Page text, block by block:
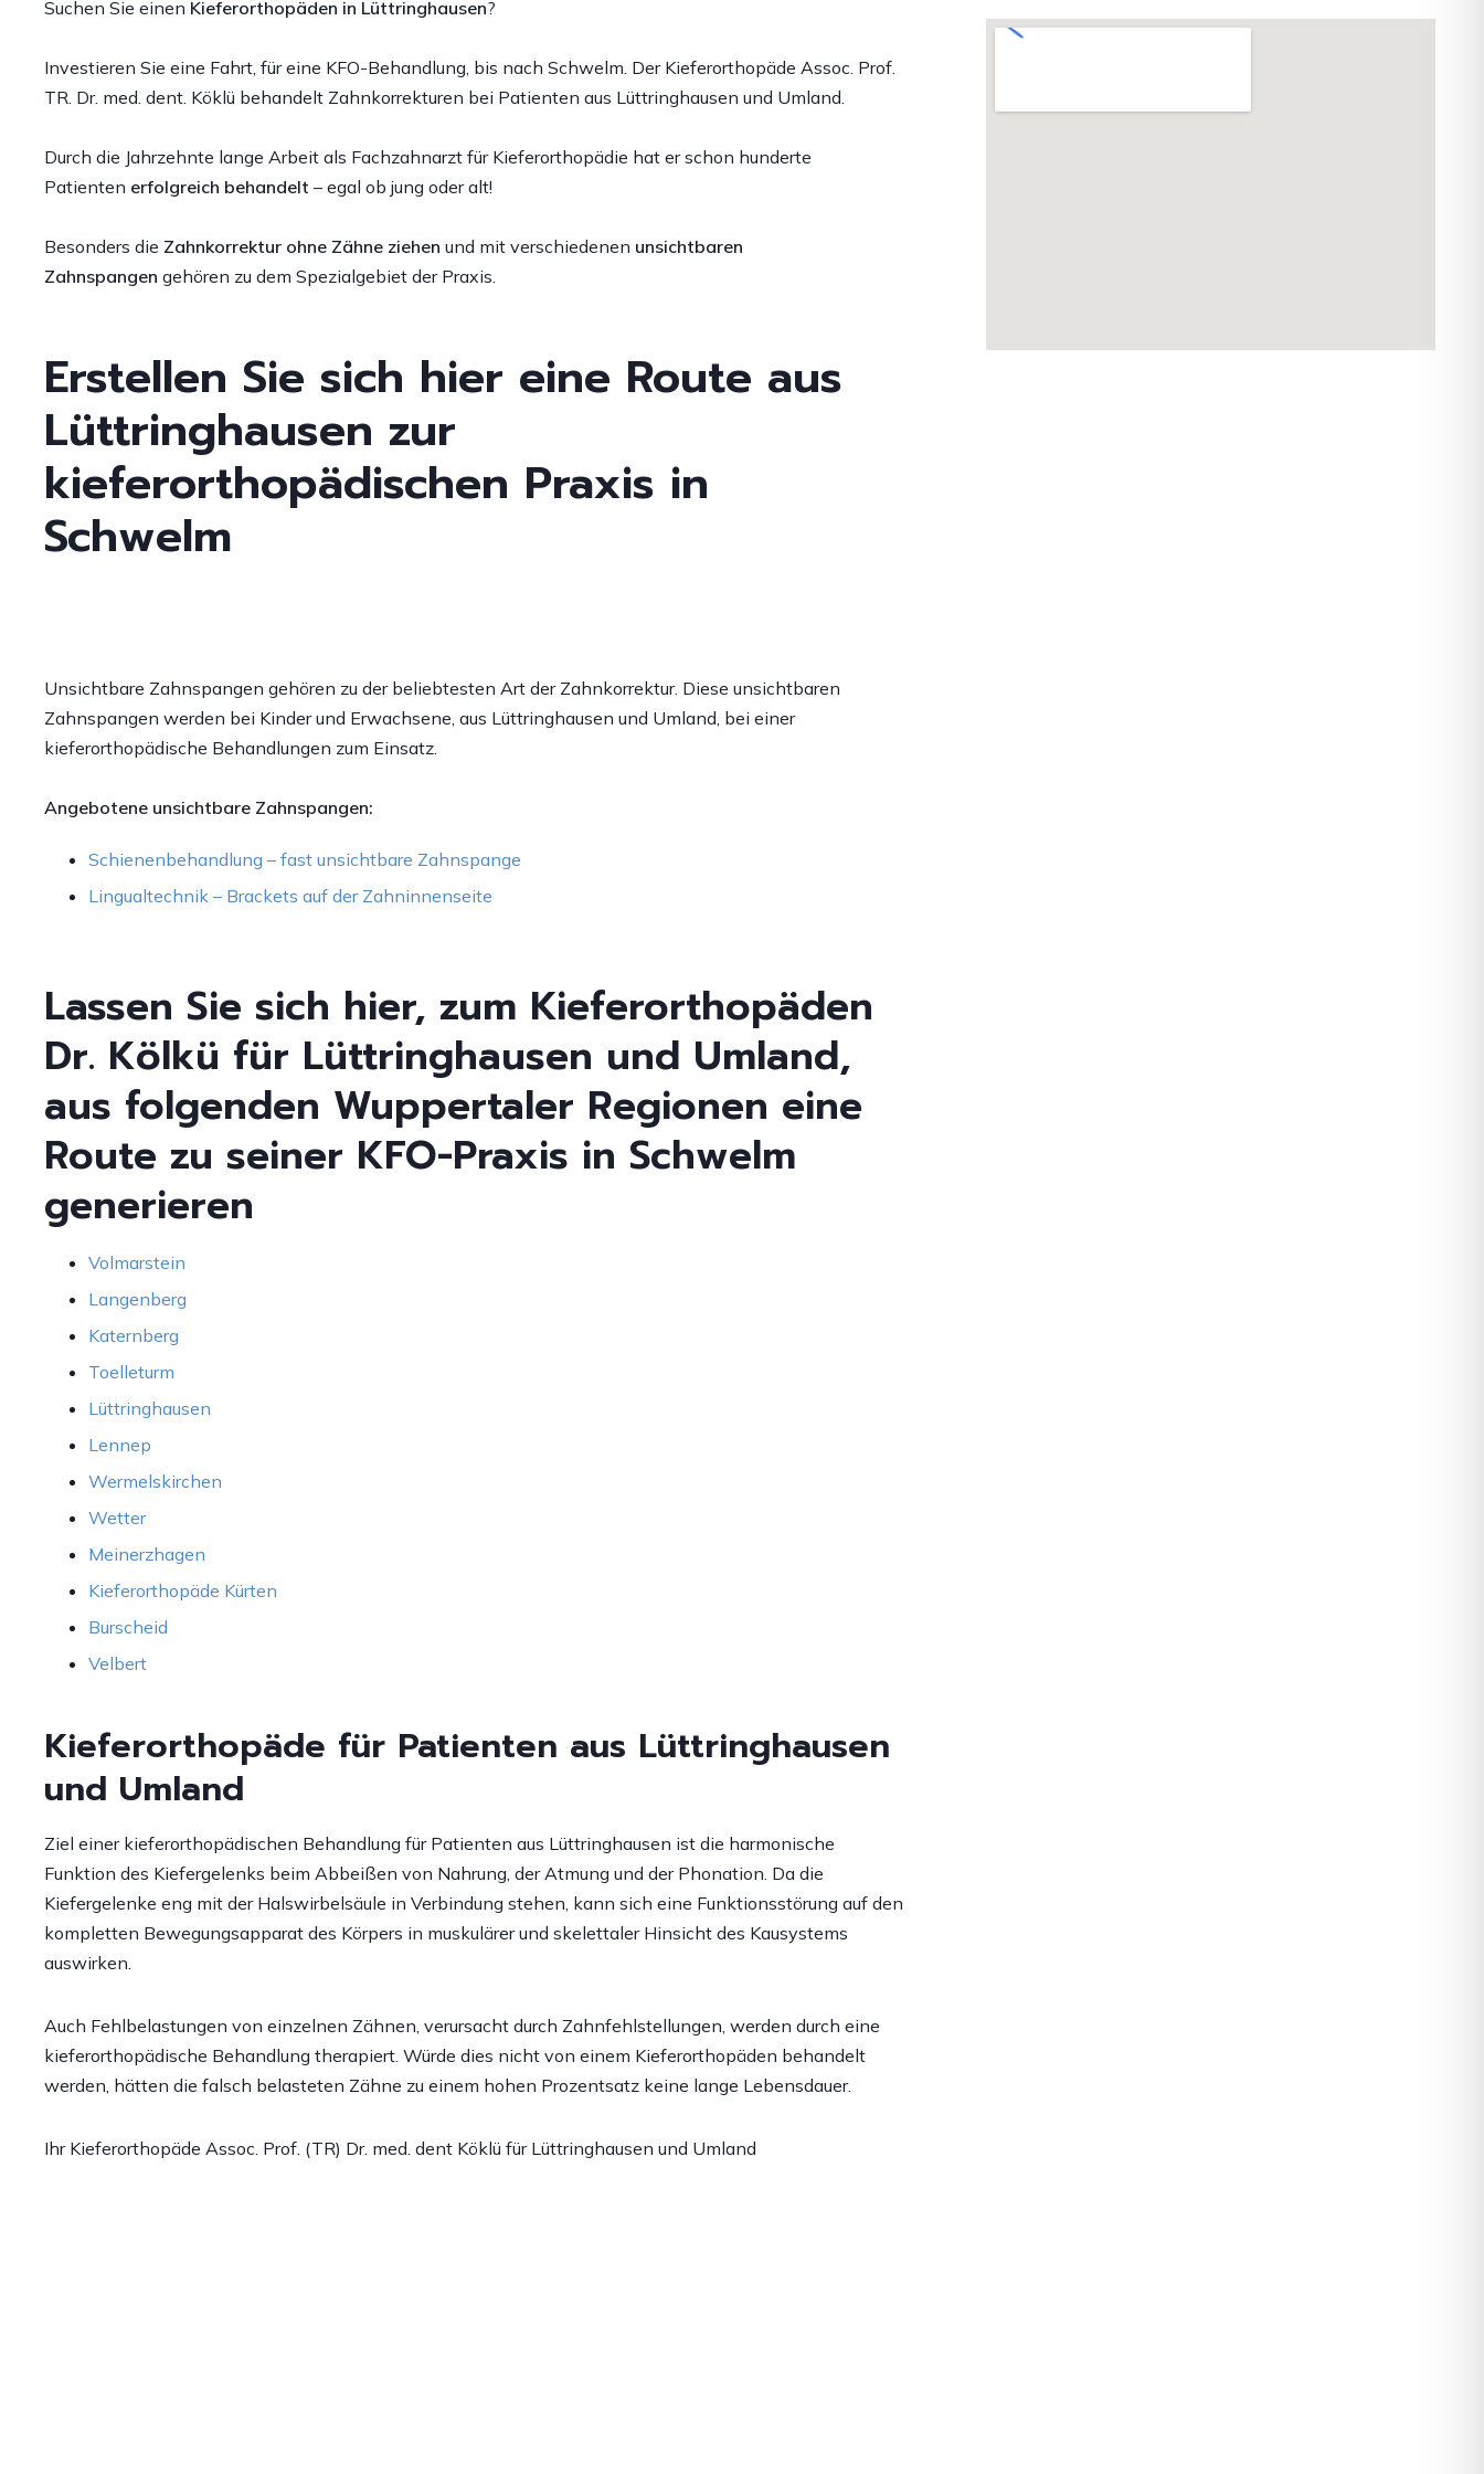
Lingualtechnik
Retainer
Alternative zum
Schnarchen und
(PDF)
Weiterführende Wirkungen
Suchen Sie einen Kieferorthopäden in Lüttringhausen?
Investieren Sie eine Fahrt, für eine KFO-Behandlung, bis nach Schwelm. Der Kieferorthopäde Assoc. Prof.
TR. Dr. med. dent. Köklü behandelt Zahnkorrekturen bei Patienten aus Lüttringhausen und Umland.
Durch die Jahrzehnte lange Arbeit als Fachzahnarzt für Kieferorthopädie hat er schon hunderte
Patienten erfolgreich behandelt – egal ob jung oder alt!
Besonders die Zahnkorrektur ohne Zähne ziehen und mit verschiedenen unsichtbaren
Zahnspangen gehören zu dem Spezialgebiet der Praxis.
Erstellen Sie sich hier eine Route aus
Lüttringhausen zur
kieferorthopädischen Praxis in
Schwelm
Unsichtbare Zahnspangen gehören zu der beliebtesten Art der Zahnkorrektur. Diese unsichtbaren
Zahnspangen werden bei Kinder und Erwachsene, aus Lüttringhausen und Umland, bei einer
kieferorthopädische Behandlungen zum Einsatz.
Angebotene unsichtbare Zahnspangen:
Schienenbehandlung – fast unsichtbare Zahnspange
Lingualtechnik – Brackets auf der Zahninnenseite
Lassen Sie sich hier, zum Kieferorthopäden
Dr. Kölkü für Lüttringhausen und Umland,
aus folgenden Wuppertaler Regionen eine
Route zu seiner KFO-Praxis in Schwelm
generieren
Volmarstein
Langenberg
Katernberg
Toelleturm
Lüttringhausen
Lennep
Wermelskirchen
Wetter
Meinerzhagen
Kieferorthopäde Kürten
Burscheid
Velbert
Kieferorthopäde für Patienten aus Lüttringhausen
und Umland
Ziel einer kieferorthopädischen Behandlung für Patienten aus Lüttringhausen ist die harmonische
Funktion des Kiefergelenks beim Abbeißen von Nahrung, der Atmung und der Phonation. Da die
Kiefergelenke eng mit der Halswirbelsäule in Verbindung stehen, kann sich eine Funktionsstörung auf den
kompletten Bewegungsapparat des Körpers in muskulärer und skelettaler Hinsicht des Kausystems
auswirken.
Auch Fehlbelastungen von einzelnen Zähnen, verursacht durch Zahnfehlstellungen, werden durch eine
kieferorthopädische Behandlung therapiert. Würde dies nicht von einem Kieferorthopäden behandelt
werden, hätten die falsch belasteten Zähne zu einem hohen Prozentsatz keine lange Lebensdauer.
Ihr Kieferorthopäde Assoc. Prof. (TR) Dr. med. dent Köklü für Lüttringhausen und Umland